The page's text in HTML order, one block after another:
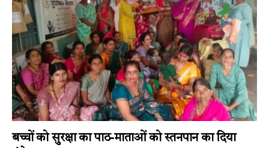
बच्चों को सुरक्षा का पाठ-माताओं को स्तनपान का दिया